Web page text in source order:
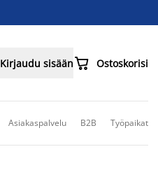
Kirjaudu sisään Ostoskorisi
Asiakaspalvelu B2B Työpaikat